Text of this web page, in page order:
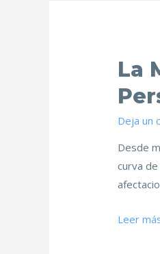
La
Deja un
Desde
curva
Leer